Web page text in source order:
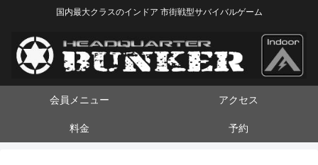
国内最大クラスのインドア 市街戦型サバイバルゲーム
会員メニュー アクセス
料金 予約